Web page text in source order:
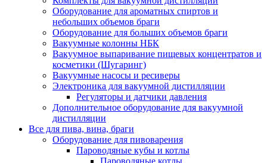
Оборудование для ароматных спиртов и
небольших объемов браги
Оборудование для больших объемов браги
Вакуумные колонны НБК
Вакуумное выпаривание пищевых концентратов и
косметики (Шугаринг)
Вакуумные насосы и ресиверы
Электроника для вакуумной дистилляции
Регуляторы и датчики давления
Дополнительное оборудование для вакуумной
дистилляции
Все для пива, вина, браги
Оборудование для пивоварения
Пароводяные кубы и котлы
Пароводяные котлы